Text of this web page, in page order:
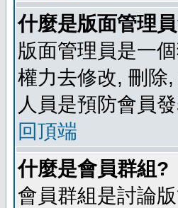
什麼是版面管理
版面管理員是一
權力去修改, 刪除
人員是預防會員
回頂端
什麼是會員群組?
會員群組是討論